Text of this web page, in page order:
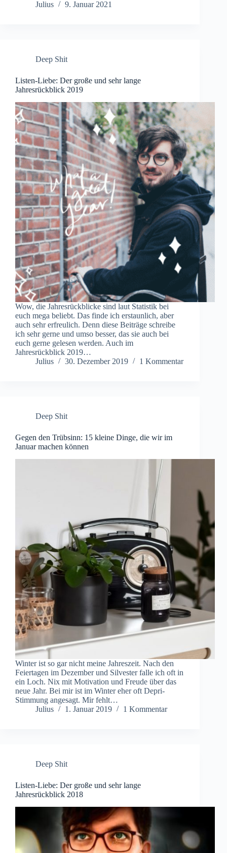
Julius 9. Januar 2021
Deep Shit
Listen-Liebe: Der große und sehr lange
Jahresrückblick 2019
Wow, die Jahresrückblicke sind laut Statistik bei
euch mega beliebt. Das finde ich erstaunlich, aber
auch sehr erfreulich. Denn diese Beiträge schreibe
ich sehr gerne und umso besser, das sie auch bei
euch gerne gelesen werden. Auch im
Jahresrückblick 2019…
Julius
30. Dezember 2019 1 Kommentar
Deep Shit
Gegen den Trübsinn: 15 kleine Dinge, die wir im
Januar machen können
Winter ist so gar nicht meine Jahreszeit. Nach den
Feiertagen im Dezember und Silvester falle ich oft in
ein Loch. Nix mit Motivation und Freude über das
neue Jahr. Bei mir ist im Winter eher oft Depri-
Stimmung angesagt. Mir fehlt…
Julius
1. Januar 2019 1 Kommentar
Deep Shit
Listen-Liebe: Der große und sehr lange
Jahresrückblick 2018